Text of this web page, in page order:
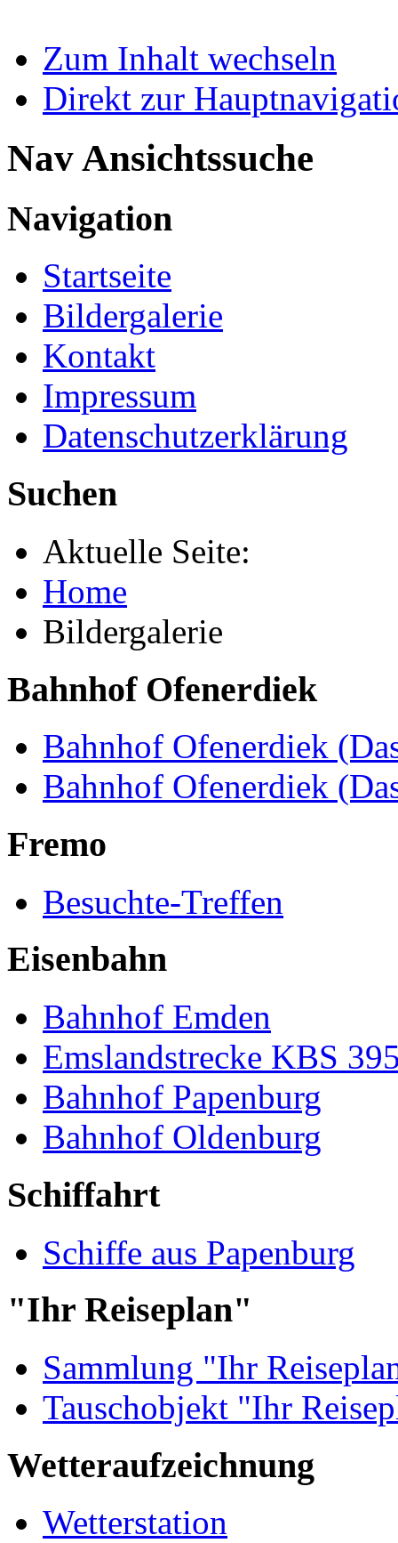
Zum Inhalt wechseln
Direkt zur
Nav Ansichtssuche
Navigation
Startseite
Bildergalerie
Kontakt
Impressum
Datenschutzerklärung
Suchen
Aktuelle Seite:
Home
Bildergalerie
Bahnhof Ofenerdiek
Bahnhof Ofenerdiek
Bahnhof Ofenerdiek
Fremo
Besuchte-Treffen
Eisenbahn
Bahnhof Emden
Emslandstrecke KBS
Bahnhof Papenburg
Bahnhof Oldenburg
Schiffahrt
Schiffe aus Papenburg
"Ihr Reiseplan"
Sammlung "Ihr
Tauschobjekt "Ihr
Wetteraufzeichnung
Wetterstation